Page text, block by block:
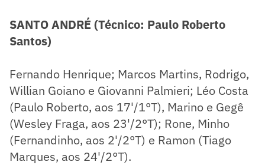
SANTO ANDRÉ (Técnico: Paulo Roberto
Santos)
Fernando Henrique; Marcos Martins, Rodrigo,
Willian Goiano e Giovanni Palmieri; Léo Costa
(Paulo Roberto, aos 17'/1°T), Marino e Gegê
(Wesley Fraga, aos 23'/2°T); Rone, Minho
(Fernandinho, aos 2'/2°T) e Ramon (Tiago
Marques, aos 24'/2°T).